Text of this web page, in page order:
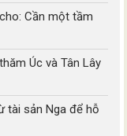
Cần một tầm
Úc và Tân Lây
tài sản Nga để hỗ